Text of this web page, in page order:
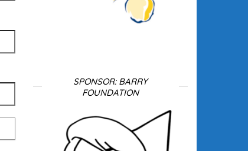
SPONSOR: BARRY
FOUNDATION